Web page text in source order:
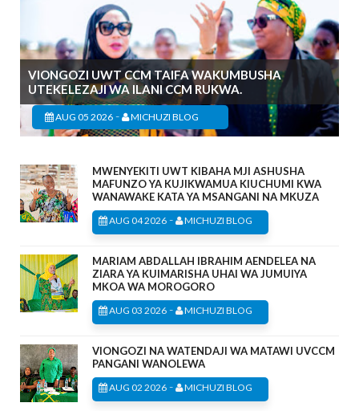
VIONGOZI UWT CCM TAIFA WAKUMBUSHA
UTEKELEZAJI WA ILANI CCM RUKWA.
AUG 05 2026 - MICHUZI BLOG
MWENYEKITI UWT KIBAHA MJI ASHUSHA
MAFUNZO YA KUJIKWAMUA KIUCHUMI KWA
WANAWAKE KATA YA MSANGANI NA MKUZA
AUG 04 2026 - MICHUZI BLOG
MARIAM ABDALLAH IBRAHIM AENDELEA NA
ZIARA YA KUIMARISHA UHAI WA JUMUIYA
MKOA WA MOROGORO
AUG 03 2026 - MICHUZI BLOG
VIONGOZI NA WATENDAJI WA MATAWI UVCCM
PANGANI WANOLEWA
AUG 02 2026 - MICHUZI BLOG